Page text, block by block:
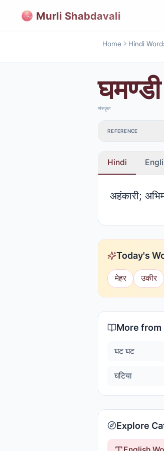
Murli Shabdavali
Home Hindi
घमण्डी
संस्कृत
REFERENCE
Hindi
अहंकारी;
Today's
मेहर उकीर
More from
घट घट
घटिया
Explore